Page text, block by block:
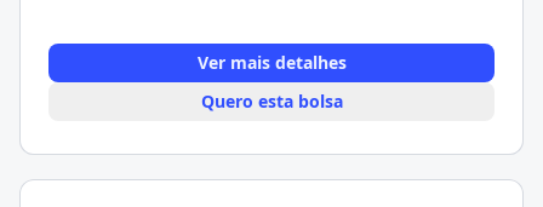
Ver mais detalhes
Quero esta bolsa